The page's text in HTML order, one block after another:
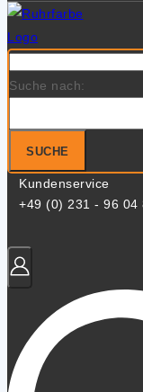
Suche nach:
SUCHE
Kundenservice
+49 (0) 231 - 96 04